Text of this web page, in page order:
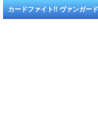
カードファイト!! ヴァンガー